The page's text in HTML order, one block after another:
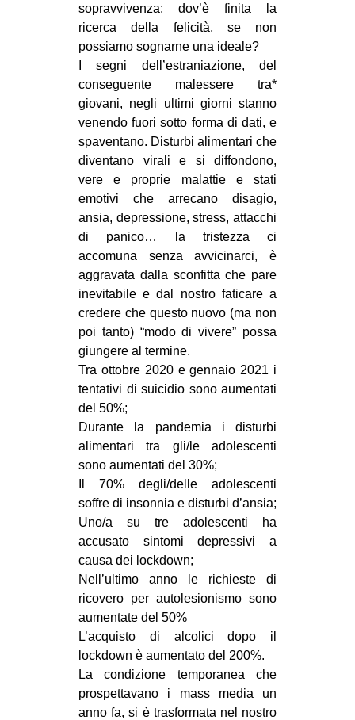
sopravvivenza: dov’è finita la
ricerca della felicità, se non
possiamo sognarne una ideale?
I segni dell’estraniazione, del
conseguente malessere tra*
giovani, negli ultimi giorni stanno
venendo fuori sotto forma di dati, e
spaventano. Disturbi alimentari che
diventano virali e si diffondono,
vere e proprie malattie e stati
emotivi che arrecano disagio,
ansia, depressione, stress, attacchi
di panico… la tristezza ci
accomuna senza avvicinarci, è
aggravata dalla sconfitta che pare
inevitabile e dal nostro faticare a
credere che questo nuovo (ma non
poi tanto) “modo di vivere” possa
giungere al termine.
Tra ottobre 2020 e gennaio 2021 i
tentativi di suicidio sono aumentati
del 50%;
Durante la pandemia i disturbi
alimentari tra gli/le adolescenti
sono aumentati del 30%;
Il 70% degli/delle adolescenti
soffre di insonnia e disturbi d’ansia;
Uno/a su tre adolescenti ha
accusato sintomi depressivi a
causa dei lockdown;
Nell’ultimo anno le richieste di
ricovero per autolesionismo sono
aumentate del 50%
L’acquisto di alcolici dopo il
lockdown è aumentato del 200%.
La condizione temporanea che
prospettavano i mass media un
anno fa, si è trasformata nel nostro